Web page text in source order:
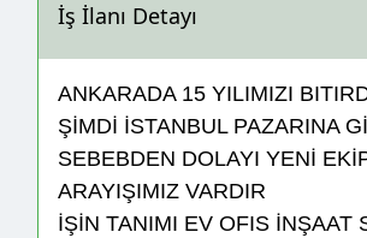
İş İlanı Detayı
ANKARADA 15 YILIMIZI
ŞİMDİ İSTANBUL PAZARINA
SEBEBDEN DOLAYI YENİ
ARAYIŞIMIZ VARDIR
İŞİN TANIMI EV OFIS İNŞAAT